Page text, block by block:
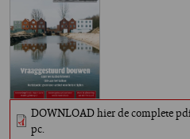
DOWNLOAD hier de complete
pc.